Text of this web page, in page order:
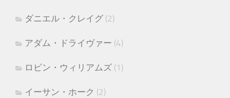
ダニエル・クレイグ (2)
アダム・ドライヴァー (4)
ロビン・ウィリアムズ (1)
イーサン・ホーク (2)